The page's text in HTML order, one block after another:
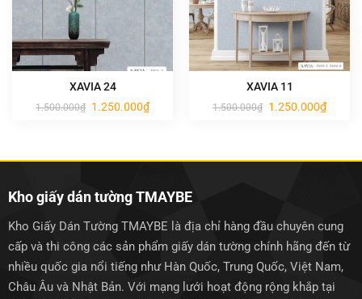
XAVIA 24
1.500.000₫ Giá
gốc
1.250.000₫Giá
hiện
XAVIA 11
1.500.000₫ Giá
gốc
1.250.000₫Giá
hiện
Kho giấy dán tường TMAYBE
Kho Giấy Dán Tường TMAYBE là địa chỉ hàng đầu chuyên cung
cấp và thi công các sản phẩm giấy dán tường chính hãng đến từ
nhiều quốc gia nổi tiếng như Hàn Quốc, Trung Quốc, Việt Nam,
Châu Âu và Nhật Bản. Với mạng lưới hoạt động rộng khắp tại